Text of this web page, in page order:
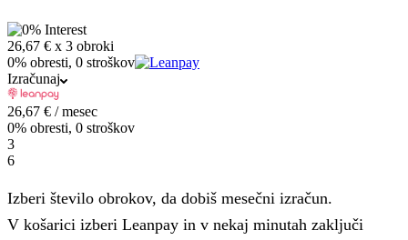
26,67 € x 3 obroki
0% obresti, 0 stroškov
Izračunaj
26,67 € / mesec
0% obresti, 0 stroškov
3
6
Izberi število obrokov, da dobiš mesečni izračun.
V košarici izberi Leanpay in v nekaj minutah zaključi